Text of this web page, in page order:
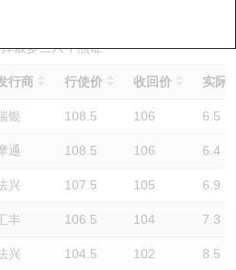
最多三只牛熊证
行商 行使价 收回价 实际
银 108.5 106 6.5
通 108.5 106 6.4
兴 107.5 105 6.9
丰 106.5 104 7.3
兴 104.5 102 8.5